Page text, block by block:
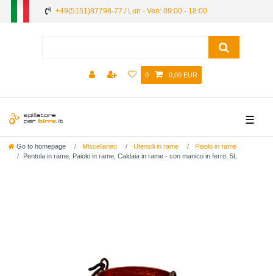
+49(5151)87798-77 / Lun - Ven: 09:00 - 18:00
0 0,00 EUR
☰
Go to homepage Miscellaneo Utensili in rame
Paiolo in rame
Pentola in rame, Paiolo in rame, Caldaia in rame - con manico in ferro, 5L